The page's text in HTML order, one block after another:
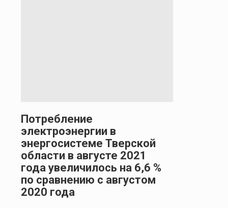
Потребление
электроэнергии в
энергосистеме Тверской
области в августе 2021
года увеличилось на 6,6 %
по сравнению с августом
2020 года